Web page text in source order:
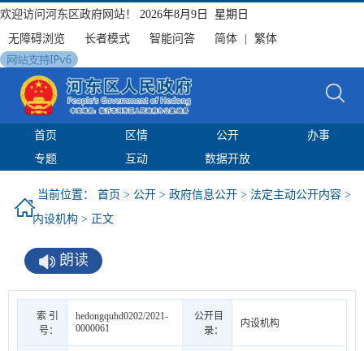
欢迎访问河东区政府网站！
2026年8月9日 星期日
无障碍浏览
长者模式 智能问答 简体 繁体
首页 区情 公开
办事
专题
互动 数据开放
当前位置： 首页 > 公开 > 政府信息公开 > 法定主动公开内容 >
内设机构 > 正文
朗读
索 引
号：
hedongquhd0202/2021-
0000061
公开目
录：
内设机构